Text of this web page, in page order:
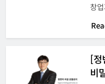
창
[정
비